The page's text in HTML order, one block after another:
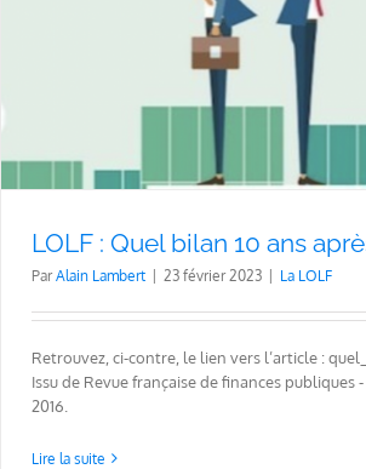
LOLF : Quel bilan 10 ans
ParAlain Lambert 23 février 2023 La LOLF
Retrouvez, ci-contre, le lien vers l’article :
Issu de Revue française de finances publiques -
2016.
Lire la suite